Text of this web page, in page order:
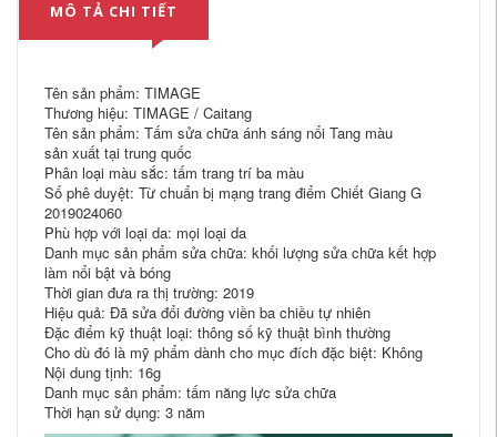
MÔ TẢ CHI TIẾT
Tên sản phẩm: TIMAGE
Thương hiệu: TIMAGE / Caitang
Tên sản phẩm: Tấm sửa chữa ánh sáng nổi Tang màu
sản xuất tại trung quốc
Phân loại màu sắc: tấm trang trí ba màu
Số phê duyệt: Từ chuẩn bị mạng trang điểm Chiết Giang G
2019024060
Phù hợp với loại da: mọi loại da
Danh mục sản phẩm sửa chữa: khối lượng sửa chữa kết hợp
làm nổi bật và bóng
Thời gian đưa ra thị trường: 2019
Hiệu quả: Đã sửa đổi đường viền ba chiều tự nhiên
Đặc điểm kỹ thuật loại: thông số kỹ thuật bình thường
Cho dù đó là mỹ phẩm dành cho mục đích đặc biệt: Không
Nội dung tịnh: 16g
Danh mục sản phẩm: tấm năng lực sửa chữa
Thời hạn sử dụng: 3 năm